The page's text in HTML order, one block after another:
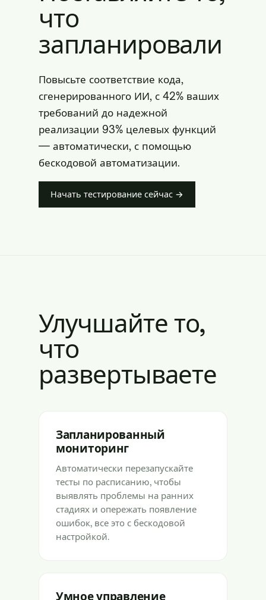
что
запланировали
Повысьте соответствие кода,
сгенерированного ИИ, с 42% ваших
требований до надежной
реализации 93% целевых функций
— автоматически, с помощью
бескодовой автоматизации.
Начать тестирование сейчас →
Улучшайте то,
что
развертываете
Запланированный
мониторинг
Автоматически перезапускайте
тесты по расписанию, чтобы
выявлять проблемы на ранних
стадиях и опережать появление
ошибок, все это с бескодовой
настройкой.
Умное управление